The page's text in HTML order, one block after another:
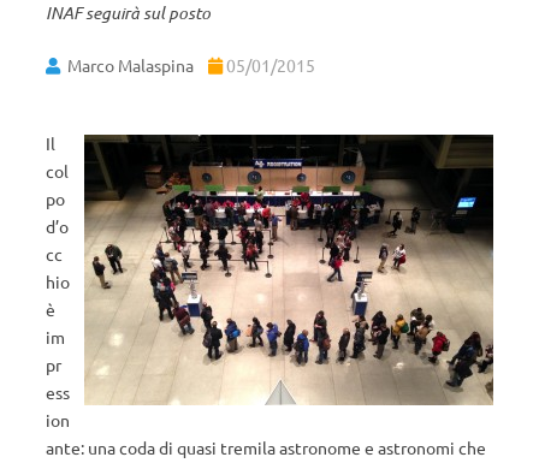
INAF seguirà sul posto
Marco Malaspina 05/01/2015
Il
col
po
d’o
cc
hio
è
im
pr
ess
ion
ante: una coda di quasi tremila astronome e astronomi che